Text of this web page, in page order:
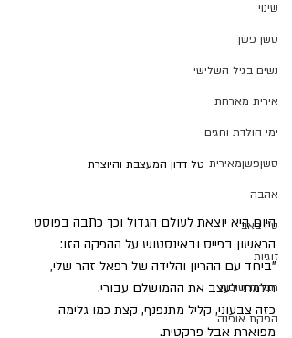
שינוי
סשן פשן
נשים בגיל השלישי
אירית מארחת
ימי הולדת וחגים
סשןפשןמאירית
אהבה
ט"ו באב
זוגיות
חברות טובות
הפקת אופנה
טל דדון המעצבת והיוצרת
היום היא יוצאת לעולם הגדול וכך כתבה בפוסט
הראשון בפייס ובאינסטוש על ההפקה הזו:
"ביחד עם ההריון והלידה של רפאל זהר שלי,
חלמתי לעצב את ההמושלם עבורי.
כזה צבעוני, קליל מתנפנף, קצת כמו גלימה
מפוארת אבל פרקטית.